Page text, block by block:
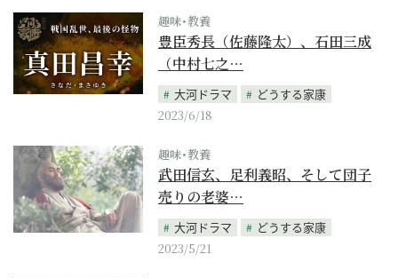
趣味･教養
豊臣秀長（佐藤隆太）、石田三成
（中村七之…
大河ドラマ
どうする家康
2023/6/18
趣味･教養
武田信玄、足利義昭、そして団子
売りの老婆…
大河ドラマ
どうする家康
2023/5/21